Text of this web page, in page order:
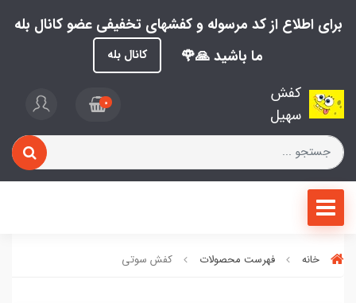
برای اطلاع از کد مرسوله و کفشهای تخفیفی عضو کانال بله
ما باشید 🙏🌹
کانال بله
کفش
سهیل
0
خانه فهرست محصولات کفش سوتی